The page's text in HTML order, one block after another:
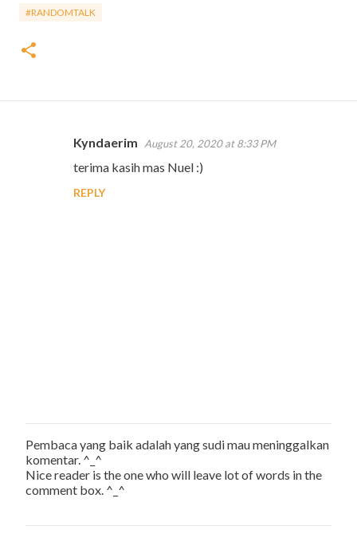
#RANDOMTALK
Kyndaerim August 20, 2020 at 8:33 PM
terima kasih mas Nuel :)
REPLY
P
o
s
t
C
Pembaca yang baik adalah yang sudi mau meninggalkan
komentar. ^_^
Nice reader is the one who will leave lot of words in the
comment box. ^_^